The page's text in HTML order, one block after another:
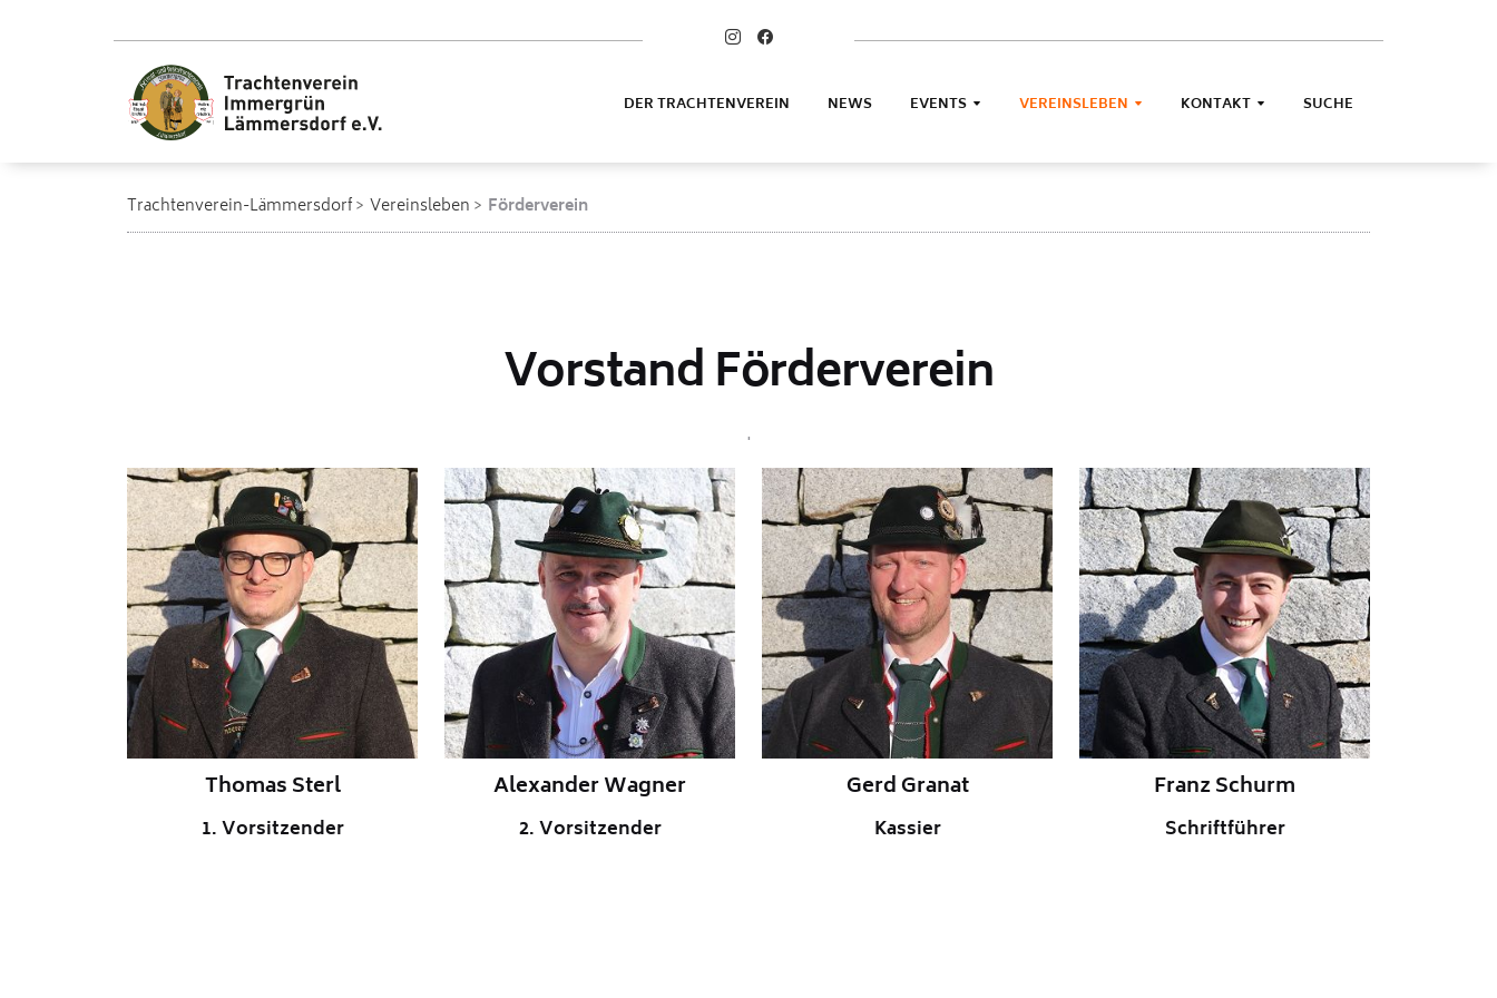
DER TRACHTENVEREIN NEWS EVENTS VEREINSLEBEN KONTAKT SUCHE
Trachtenverein-Lämmersdorf Vereinsleben Förderverein
Vorstand Förderverein
.
Thomas Sterl
1. Vorsitzender
Alexander Wagner
2. Vorsitzender
Gerd Granat
Kassier
Franz Schurm
Schriftführer